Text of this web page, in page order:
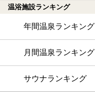
温浴施設ランキング
年間温泉ランキング
月間温泉ランキング
サウナランキング